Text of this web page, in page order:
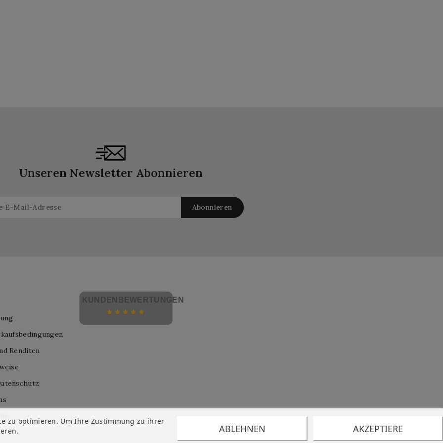
Unseren Newsletter Abonnieren
Renditen
zu optimieren. Um Ihre Zustimmung zu ihrer
ABLEHNEN AKZEPTIERE
KUNDENBEWERTUNGEN